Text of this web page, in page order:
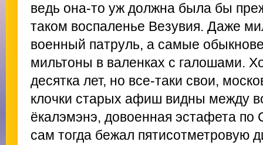
ведь она-то уж должна была бы
таком воспаленье Везувия. Даже
военный патруль, а самые
мильтоны в валенках с галошами.
десятка лет, но все-таки свои,
клочки старых афиш видны между
ёкалэмэнэ, довоенная эстафета по
сам тогда бежал пятисотметровую